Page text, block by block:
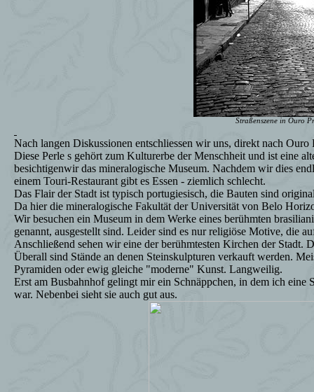
Straßenszene in Ouro
Nach langen Diskussionen entschliessen wir uns, direkt nach Ouro
Diese Perle s gehört zum Kulturerbe der Menschheit und ist eine
besichtigenwir das mineralogische Museum. Nachdem wir dies
einem Touri-Restaurant gibt es Essen - ziemlich schlecht.
Das Flair der Stadt ist typisch portugiesisch, die Bauten sind
Da hier die mineralogische Fakultät der Universität von Belo
Wir besuchen ein Museum in dem Werke eines berühmten
genannt, ausgestellt sind. Leider sind es nur religiöse Motive, die
Anschließend sehen wir eine der berühmtesten Kirchen der
Überall sind Stände an denen Steinskulpturen verkauft werden.
Pyramiden oder ewig gleiche "moderne" Kunst. Langweilig.
Erst am Busbahnhof gelingt mir ein Schnäppchen, in dem ich eine
war. Nebenbei sieht sie auch gut aus.